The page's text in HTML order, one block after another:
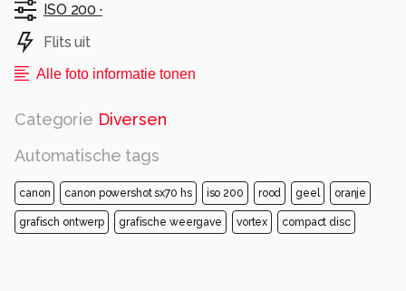
ISO 200 ·
Flits uit
Alle foto informatie tonen
Categorie Diversen
Automatische tags
canon canon powershot sx70 hs iso 200 rood geel oranje
grafisch ontwerp grafische weergave vortex compact disc